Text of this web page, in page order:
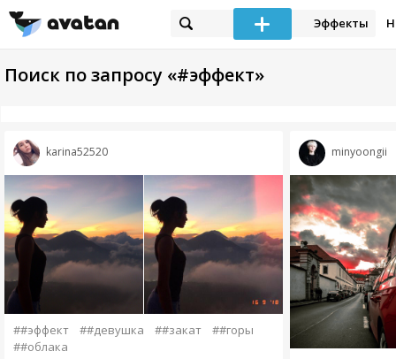
Эффекты
Поиск по запросу «#эффект»
karina52520
##эффект ##девушка ##закат
##горы
##облака
minyoongii